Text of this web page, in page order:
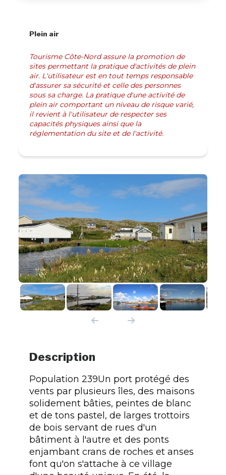
Plein air
Tourisme Côte-Nord assure la promotion de
sites permettant la pratique d'activités de plein
air. L'utilisateur est en tout temps responsable
d'assurer sa sécurité et celle des personnes
sous sa charge. La pratique d'une activité de
plein air comportant un niveau de risque varié,
il revient à l'utilisateur de respecter ses
capacités physiques ainsi que la
réglementation du site et de l'activité.
Description
Population 239Un port protégé des
vents par plusieurs îles, des maisons
solidement bâties, peintes de blanc
et de tons pastel, de larges trottoirs
de bois servant de rues d'un
bâtiment à l'autre et des ponts
enjambant crans de roches et anses
font qu'on s'attache à ce village